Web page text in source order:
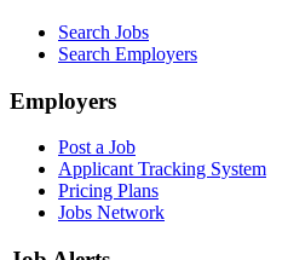
Search Jobs
Search Employers
Employers
Post a Job
Applicant Tracking System
Pricing Plans
Jobs Network